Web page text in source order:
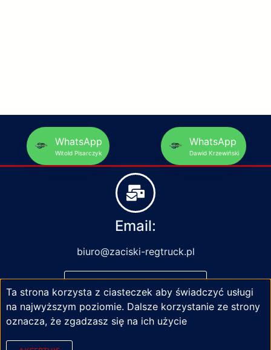
WhatsApp
Witold Pisarczyk
WhatsApp
Dawid Krzewiński
Email:
biuro@zaciski-regtruck.pl
NAPISZ DO NAS
Ta strona korzysta z ciasteczek aby świadczyć usługi
na najwyższym poziomie. Dalsze korzystanie ze strony
oznacza, że zgadzasz się na ich użycie